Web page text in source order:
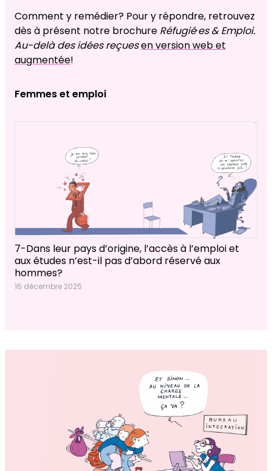
Comment y remédier? Pour y répondre, retrouvez
dès à présent notre brochure Réfugié·es & Emploi.
Au-delà des idées reçuesen version web et
augmentée!
Femmes et emploi
7-Dans leur pays d’origine, l’accès à l’emploi et
aux études n’est-il pas d’abord réservé aux
hommes?
16 décembre 2025